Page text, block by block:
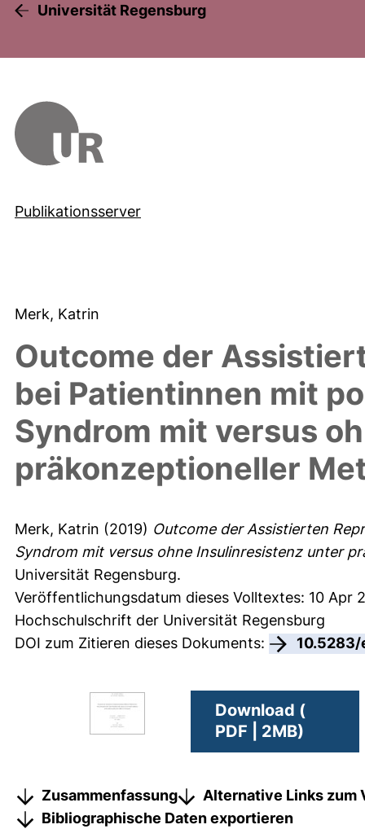
Universität Regensburg
Publikationsserver
Merk, Katrin
Outcome der
bei Patientinnen mit
Syndrom mit versus
präkonzeptioneller
Merk, Katrin (2019) Outcome der Assistierten
Syndrom mit versus ohne Insulinresistenz unter
Universität Regensburg.
Veröffentlichungsdatum dieses Volltextes: 10 Apr
Hochschulschrift der Universität Regensburg
DOI zum Zitieren dieses Dokuments:
Download (
PDF | 2MB)
Zusammenfassung
Alternative Links zum
Bibliographische Daten exportieren